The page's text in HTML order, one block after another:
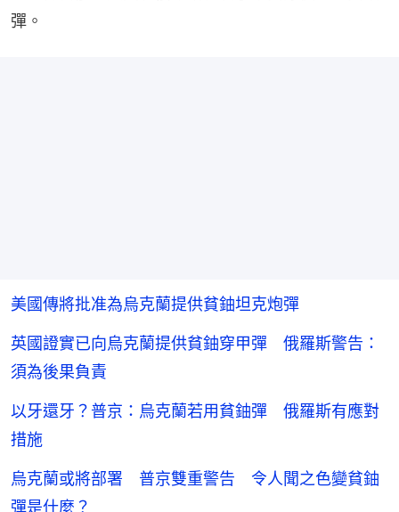
彈。
美國傳將批准為烏克蘭提供貧鈾坦克炮彈
英國證實已向烏克蘭提供貧鈾穿甲彈 俄羅斯警告：
須為後果負責
以牙還牙？普京：烏克蘭若用貧鈾彈 俄羅斯有應對
措施
烏克蘭或將部署 普京雙重警告 令人聞之色變貧鈾
彈是什麼？